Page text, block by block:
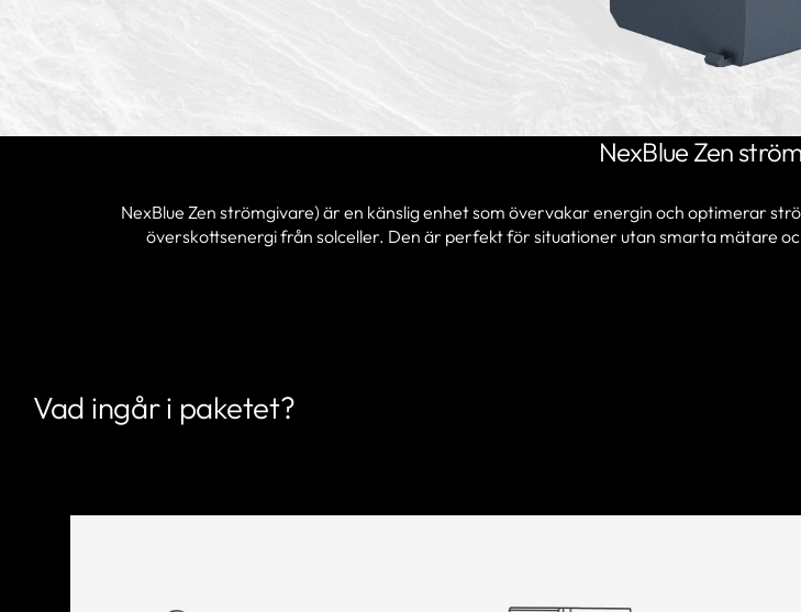
NexBlue Zen
NexBlue Zen strömgivare) är en känslig enhet som övervakar energin och optimerar
överskottsenergi från solceller. Den är perfekt för situationer utan smarta mätare
Vad ingår i paketet?